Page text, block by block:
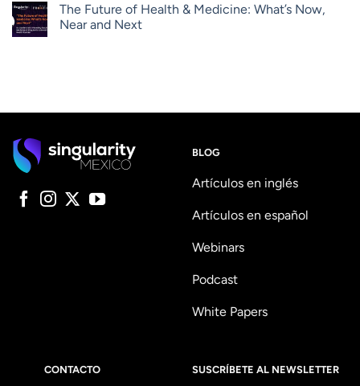
The Future of Health & Medicine: What’s Now,
Near and Next
BLOG
Artículos en inglés
Artículos en español
Webinars
Podcast
White Papers
CONTACTO SUSCRÍBETE AL NEWSLETTER